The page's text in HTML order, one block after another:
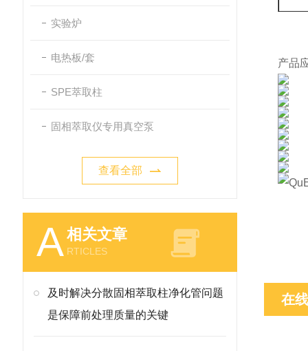
实验炉
电热板/套
SPE萃取柱
固相萃取仪专用真空泵
查看全部
A相关文章
RTICLES
及时解决分散固相萃取柱净化管问题
是保障前处理质量的关键
产品
在